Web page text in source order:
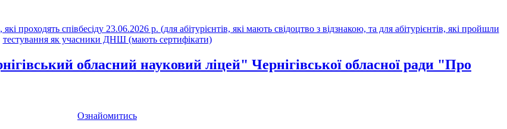
проходять співбесіду 23.06.2026 р. (для абітурієнтів, які мають свідоцтво з відзнакою, та для абітурієнтів, які пройшли
тестування як учасники ДНШ (мають сертифікати)
обласний науковий ліцей" Чернігівської обласної ради "Про
Ознайомитись